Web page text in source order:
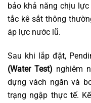
bảo khả năng chịu
tắc kê sắt thông
áp lực nước lũ.
Sau khi lắp đặt,
(Water Test) nghiêm
dựng vách ngăn và
trạng ngập thực tế.